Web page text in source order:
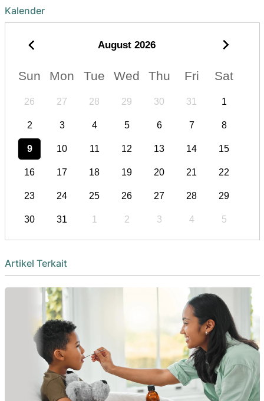
Kalender
August 2026
Sun Mon Tue Wed Thu Fri Sat
26 27 28 29 30 31 1
2 3 4 5 6 7 8
9 10 11 12 13 14 15
16 17 18 19 20 21 22
23 24 25 26 27 28 29
30 31 1 2 3 4 5
Artikel Terkait